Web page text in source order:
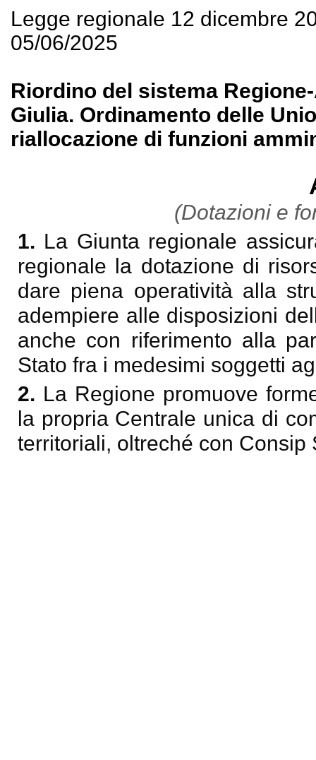
Legge regionale 12 dicembre
05/06/2025
Riordino del sistema
Giulia. Ordinamento delle
riallocazione di funzioni
(Dotazioni e
1. La Giunta regionale
regionale la dotazione di
dare piena operatività alla
adempiere alle disposizioni
anche con riferimento alla
Stato fra i medesimi soggetti
2. La Regione promuove
la propria Centrale unica di
territoriali, oltreché con Consip